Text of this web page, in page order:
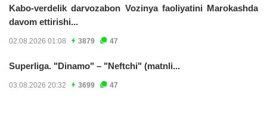
Kabo-verdelik darvozabon Vozinya faoliyatini Marokashda
davom ettirishi...
02.08.2026 01:08 3879 47
Superliga. "Dinamo" – "Neftchi" (matnli...
03.08.2026 20:32 3699 47